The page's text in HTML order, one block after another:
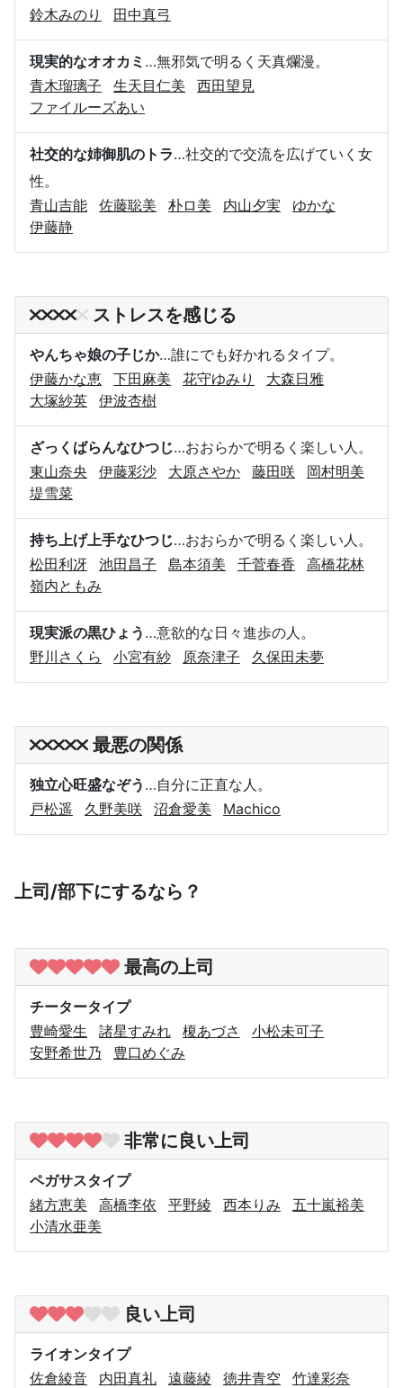
鈴木みのり
田中真弓
現実的なオオカミ …無邪気で明るく天真爛漫。
青木瑠璃子
生天目仁美
西田望見
ファイルーズあい
社交的な姉御肌のトラ…社交的で交流を広げていく女
性。
青山吉能
佐藤聡美 朴ロ美 内山夕実
ゆかな
伊藤静
ストレスを感じる
やんちゃ娘の子じか…誰にでも好かれるタイプ。
伊藤かな恵
下田麻美 花守ゆみり
大森日雅
大塚紗英
伊波杏樹
ざっくばらんなひつじ…おおらかで明るく楽しい人。
東山奈央
伊藤彩沙 大原さやか 藤田咲
岡村明美
堤雪菜
持ち上げ上手なひつじ…おおらかで明るく楽しい人。
松田利冴
池田昌子 島本須美 千菅春香
高橋花林
嶺内ともみ
現実派の黒ひょう …意欲的な日々進歩の人。
野川さくら
小宮有紗 原奈津子 久保田未夢
最悪の関係
独立心旺盛なぞう …自分に正直な人。
戸松遥
久野美咲 沼倉愛美 Machico
上司/部下にするなら？
最高の上司
チータータイプ
豊崎愛生
諸星すみれ 榎あづさ
小松未可子
安野希世乃
豊口めぐみ
非常に良い上司
ペガサスタイプ
緒方恵美
高橋李依 平野綾 西本りみ
五十嵐裕美
小清水亜美
良い上司
ライオンタイプ
佐倉綾音
内田真礼 遠藤綾 徳井青空
竹達彩奈